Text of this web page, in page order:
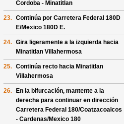
Cordoba - Minatitlan
23. Continúa por Carretera Federal 180D
E/Mexico 180D E.
24. Gira ligeramente a la izquierda hacia
Minatitlan Villahermosa
25. Continúa recto hacia Minatitlan
Villahermosa
26.
En la bifurcación, mantente a la
derecha para continuar en dirección
Carretera Federal 180/Coatzacoalcos
- Cardenas/Mexico 180